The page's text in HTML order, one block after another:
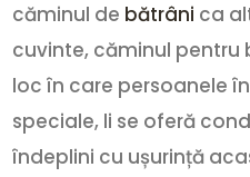
căminul de bătrâni ca
cuvinte, căminul pentru
loc în care persoanele
speciale, li se oferă
îndeplini cu ușurință